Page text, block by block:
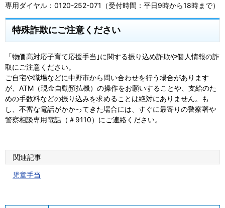
専用ダイヤル：0120-252-071（受付時間：平日9時から18時まで）
特殊詐欺にご注意ください
「物価高対応子育て応援手当｣に関する振り込め詐欺や個人情報の詐
取にご注意ください。
ご自宅や職場などに中野市から問い合わせを行う場合があります
が、ATM（現金自動預払機）の操作をお願いすることや、支給のた
めの手数料などの振り込みを求めることは絶対にありません。も
し、不審な電話がかかってきた場合には、すぐに最寄りの警察署や
警察相談専用電話（＃9110）にご連絡ください。
関連記事
児童手当